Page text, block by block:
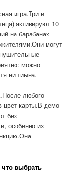
игра.Три и
активируют 10
на барабанах
могут
можно
ни тиына.
любого
цвет карты.В демо-
без
особенно из
что выбрать